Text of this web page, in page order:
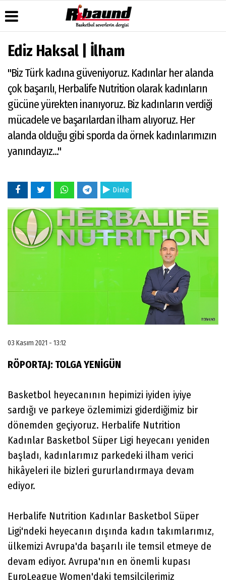
Haber
Arşivi
Gazete
Arşivi
Durumu
Gazete
Manşetleri
Anketler
Biyografiler
Yazarları
Video
Galeri
Foto
Galeri
İletişim
Çerez
Politikası
İlkeleri
Ediz Haksal | İlham
"Biz Türk kadına güveniyoruz. Kadınlar her alanda
çok başarılı, Herbalife Nutrition olarak kadınların
gücüne yürekten inanıyoruz. Biz kadınların verdiği
mücadele ve başarılardan ilham alıyoruz. Her
alanda olduğu gibi sporda da örnek kadınlarımızın
yanındayız..."
Dinle
03 Kasım 2021 - 13:12
RÖPORTAJ: TOLGA YENİGÜN
Basketbol heyecanının hepimizi iyiden iyiye
sardığı ve parkeye özlemimizi giderdiğimiz bir
dönemden geçiyoruz. Herbalife Nutrition
Kadınlar Basketbol Süper Ligi heyecanı yeniden
başladı, kadınlarımız parkedeki ilham verici
hikâyeleri ile bizleri gururlandırmaya devam
ediyor.
Herbalife Nutrition Kadınlar Basketbol Süper
Ligi'ndeki heyecanın dışında kadın takımlarımız,
ülkemizi Avrupa'da başarılı ile temsil etmeye de
devam ediyor. Avrupa'nın en önemli kupası
EuroLeague Women'daki temsilcilerimiz